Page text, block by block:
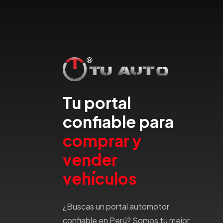
Emgrand
Faw
Fiat
Ford
Foton
Gac
Geely
Gmc
Great Wall
Tu portal
confiable para
comprar y
vender
vehículos
¿Buscas un portal automotor
confiable en Perú? Somos tu mejor